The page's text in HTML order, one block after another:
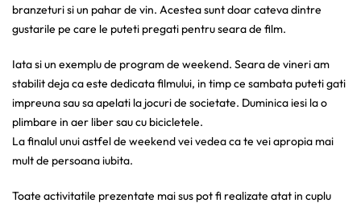
branzeturi si un pahar de vin. Acestea sunt doar cateva dintre
gustarile pe care le puteti pregati pentru seara de film.
Iata si un exemplu de program de weekend. Seara de vineri am
stabilit deja ca este dedicata filmului, in timp ce sambata puteti gati
impreuna sau sa apelati la jocuri de societate. Duminica iesi la o
plimbare in aer liber sau cu bicicletele.
La finalul unui astfel de weekend vei vedea ca te vei apropia mai
mult de persoana iubita.
Toate activitatile prezentate mai sus pot fi realizate atat in cuplu